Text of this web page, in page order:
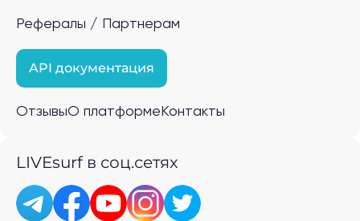
Рефералы / Партнерам
API документация
ОтзывыО платформе Контакты
LIVEsurf в соц.сетях